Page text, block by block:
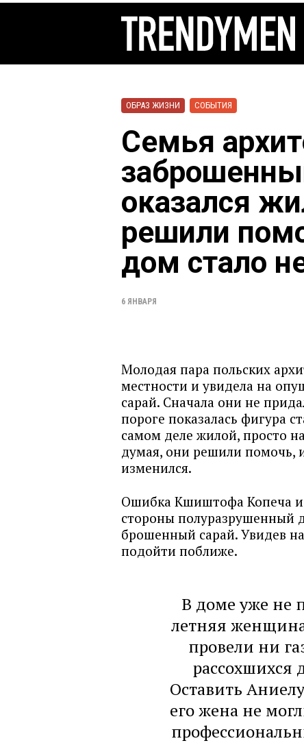
ОБРАЗ ЖИЗНИ СОБЫТИЯ
Семья
оказался
решили
дом стало
6 ЯНВАРЯ
Молодая пара польских
местности и увидела на
сарай. Сначала они не
пороге показалась фигура
самом деле жилой, просто
думая, они решили помочь,
изменился.
Ошибка Кшиштофа Копеча и
стороны полуразрушенный
брошенный сарай. Увидев
подойти поближе.
В доме уже не
летняя
провели ни
рассохшихся
Оставить
его жена не